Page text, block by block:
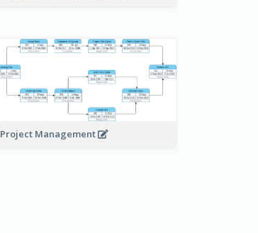
Project Management